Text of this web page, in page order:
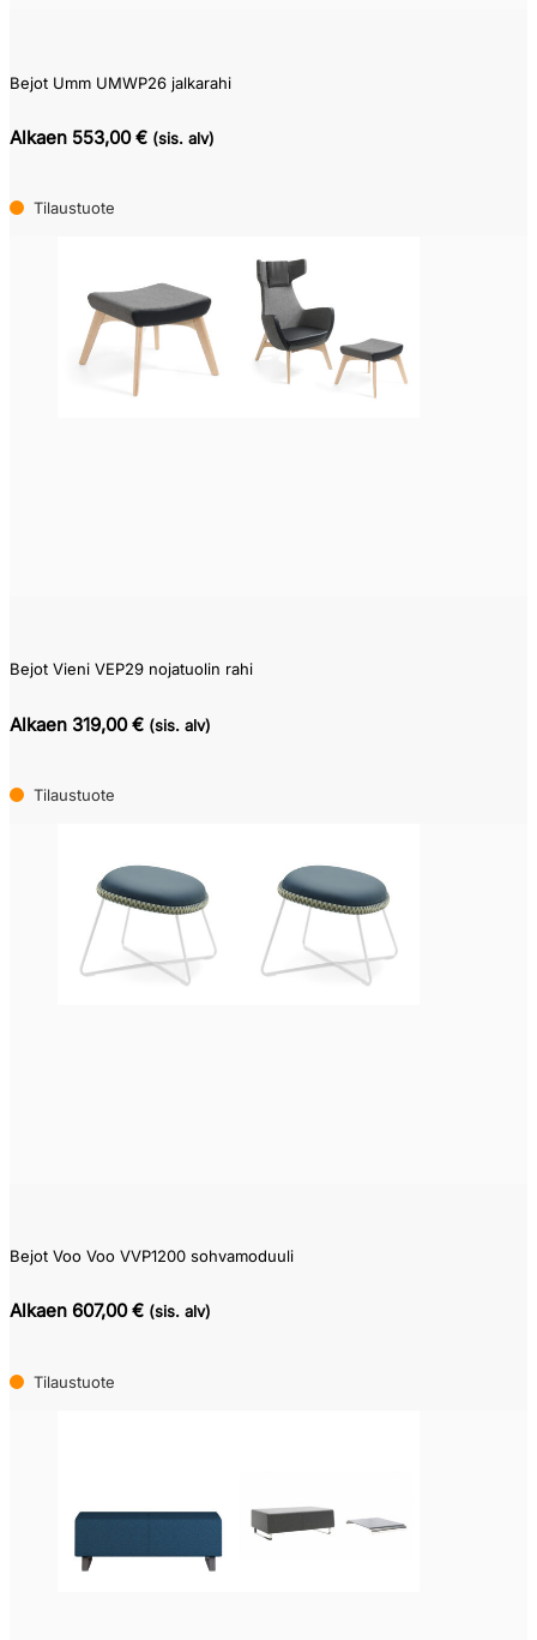
Bejot Umm UMWP26 jalkarahi
Alkaen 553,00 € (sis. alv)
Tilaustuote
Bejot Vieni VEP29 nojatuolin rahi
Alkaen 319,00 € (sis. alv)
Tilaustuote
Bejot Voo Voo VVP1200 sohvamoduuli
Alkaen 607,00 € (sis. alv)
Tilaustuote